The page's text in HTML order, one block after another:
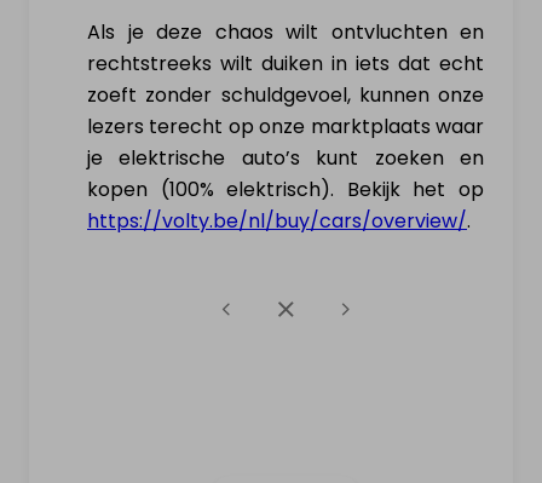
Als je deze chaos wilt ontvluchten en
rechtstreeks wilt duiken in iets dat echt
zoeft zonder schuldgevoel, kunnen onze
lezers terecht op onze marktplaats waar
je elektrische auto’s kunt zoeken en
kopen (100% elektrisch). Bekijk het op
https://volty.be/nl/buy/cars/overview/.